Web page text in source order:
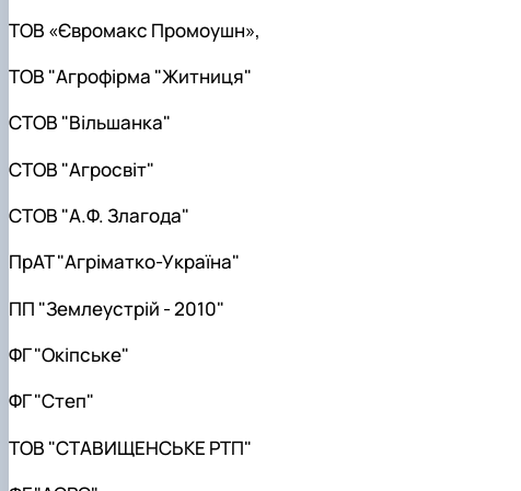
ТОВ «Євромакс Промоушн»,
ТОВ "Агрофірма "Житниця"
СТОВ "Вільшанка"
СТОВ "Агросвіт"
СТОВ "А.Ф. Злагода"
ПрАТ "Агріматко-Україна"
ПП "Землеустрій - 2010"
ФГ "Окіпське"
ФГ "Степ"
ТОВ "СТАВИЩЕНСЬКЕ РТП"